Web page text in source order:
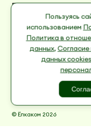
Пользуясь
использованием
Политика в
данных,
данных cookies
Пользовательское
Политика в
персональных
Согласие на
cookies
Согласие на
© Ёлкаком 2026